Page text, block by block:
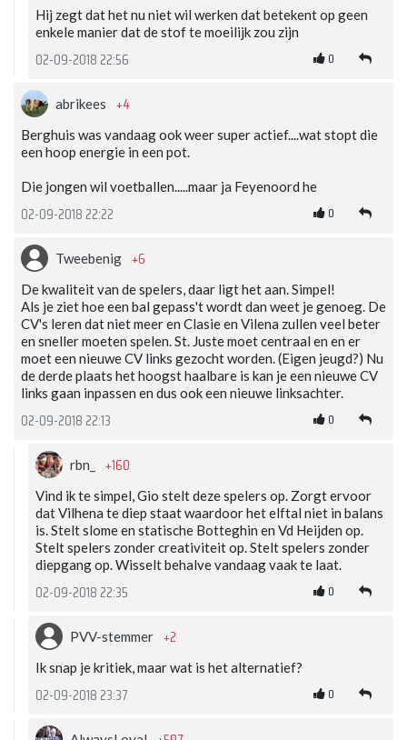
Hij zegt dat het nu niet wil werken dat betekent op geen
enkele manier dat de stof te moeilijk zou zijn
02-09-2018 22:56 0
abrikees +4
Berghuis was vandaag ook weer super actief....wat stopt die
een hoop energie in een pot.
Die jongen wil voetballen.....maar ja Feyenoord he
02-09-2018 22:22 0
Tweebenig +6
De kwaliteit van de spelers, daar ligt het aan. Simpel!
Als je ziet hoe een bal gepass't wordt dan weet je genoeg. De
CV's leren dat niet meer en Clasie en Vilena zullen veel beter
en sneller moeten spelen. St. Juste moet centraal en en er
moet een nieuwe CV links gezocht worden. (Eigen jeugd?) Nu
de derde plaats het hoogst haalbare is kan je een nieuwe CV
links gaan inpassen en dus ook een nieuwe linksachter.
02-09-2018 22:13 0
rbn_ +160
Vind ik te simpel, Gio stelt deze spelers op. Zorgt ervoor
dat Vilhena te diep staat waardoor het elftal niet in balans
is. Stelt slome en statische Botteghin en Vd Heijden op.
Stelt spelers zonder creativiteit op. Stelt spelers zonder
diepgang op. Wisselt behalve vandaag vaak te laat.
02-09-2018 22:35 0
PVV-stemmer +2
Ik snap je kritiek, maar wat is het alternatief?
02-09-2018 23:37 0